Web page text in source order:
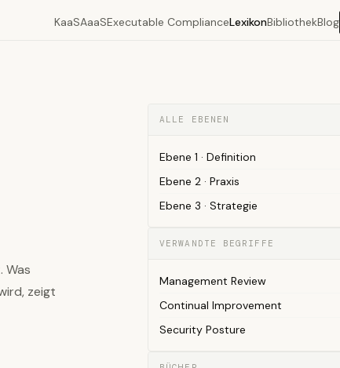
KaaSAaaSExecutable ComplianceLexikonBibliothekBlog
Was
zeigt
ALLE EBENEN
Ebene 1 · Definition
Ebene 2 · Praxis
Ebene 3 · Strategie
VERWANDTE BEGRIFFE
Management Review
Continual Improvement
Security Posture